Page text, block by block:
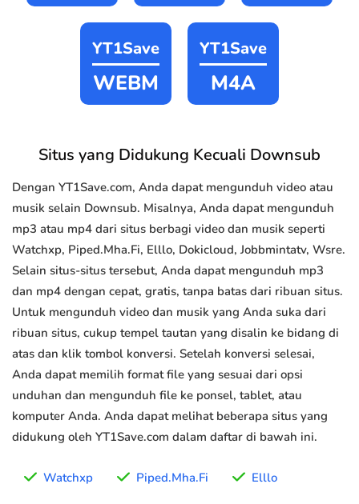
YT1Save
WEBM
YT1Save
M4A
Situs yang Didukung Kecuali Downsub
Dengan YT1Save.com, Anda dapat mengunduh video atau
musik selain Downsub. Misalnya, Anda dapat mengunduh
mp3 atau mp4 dari situs berbagi video dan musik seperti
Watchxp, Piped.Mha.Fi, Elllo, Dokicloud, Jobbmintatv, Wsre.
Selain situs-situs tersebut, Anda dapat mengunduh mp3
dan mp4 dengan cepat, gratis, tanpa batas dari ribuan situs.
Untuk mengunduh video dan musik yang Anda suka dari
ribuan situs, cukup tempel tautan yang disalin ke bidang di
atas dan klik tombol konversi. Setelah konversi selesai,
Anda dapat memilih format file yang sesuai dari opsi
unduhan dan mengunduh file ke ponsel, tablet, atau
komputer Anda. Anda dapat melihat beberapa situs yang
didukung oleh YT1Save.com dalam daftar di bawah ini.
Watchxp Piped.Mha.Fi Elllo